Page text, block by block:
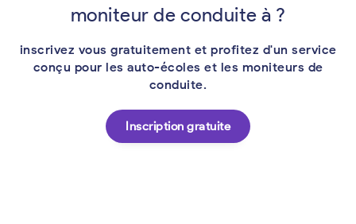
moniteur de conduite à ?
inscrivez vous gratuitement et profitez d'un service
conçu pour les auto-écoles et les moniteurs de
conduite.
Inscription gratuite